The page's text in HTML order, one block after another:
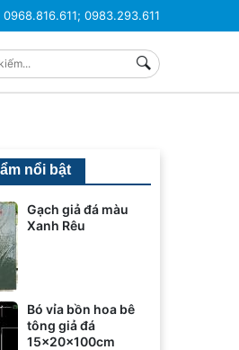
0968.816.611; 0983.293.611
nổi bật
Gạch giả đá màu
Xanh Rêu
Bó vỉa bồn hoa bê
tông giả đá
15x20x100cm